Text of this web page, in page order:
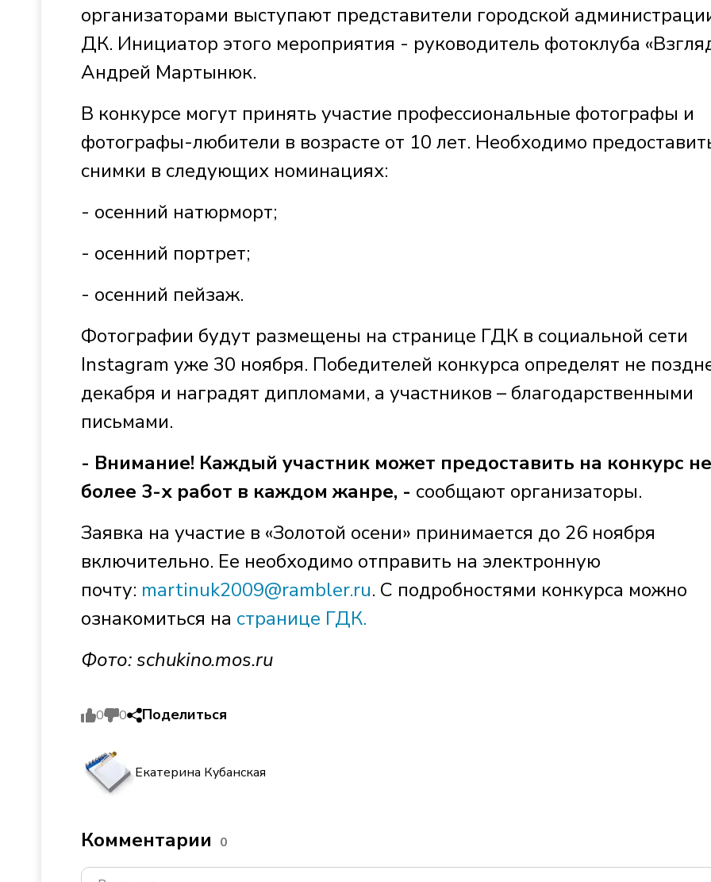
организаторами выступают представители городской
ДК. Инициатор этого мероприятия - руководитель фотоклуба
Андрей Мартынюк.
В конкурсе могут принять участие профессиональные фотографы и
фотографы-любители в возрасте от 10 лет. Необходимо
снимки в следующих номинациях:
- осенний натюрморт;
- осенний портрет;
- осенний пейзаж.
Фотографии будут размещены на странице ГДК в социальной сети
Instagram уже 30 ноября. Победителей конкурса определят не
декабря и наградят дипломами, а участников – благодарственными
письмами.
- Внимание! Каждый участник может предоставить на конкурс не
более 3-х работ в каждом жанре, - сообщают организаторы.
Заявка на участие в «Золотой осени» принимается до 26 ноября
включительно. Ее необходимо отправить на электронную
почту: martinuk2009@rambler.ru. С подробностями конкурса можно
ознакомиться на странице ГДК.
Фото:schukino.mos.ru
0 0 Поделиться
Екатерина Кубанская
Комментарии 0